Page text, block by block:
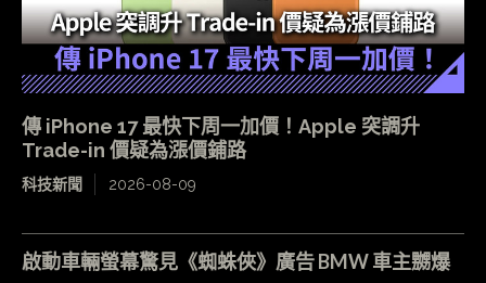
傳 iPhone 17 最快下周一加價！Apple 突調升
Trade-in 價疑為漲價鋪路
科技新聞 2026-08-09
啟動車輛螢幕驚見《蜘蛛俠》廣告 BMW 車主嬲爆